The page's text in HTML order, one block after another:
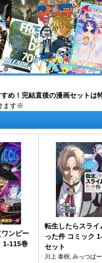
め！完結直後の漫画セットは
ます※
ンピー
1-115巻
転生したらスライ
った件 コミック
セット
川上 泰樹, みっつば